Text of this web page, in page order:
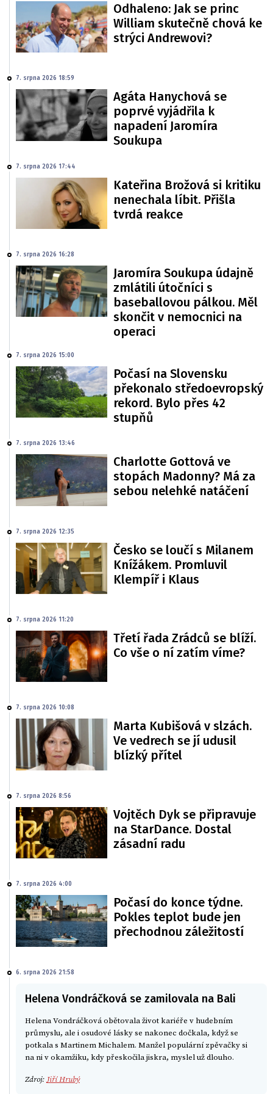
Odhaleno: Jak se princ
William skutečně chová ke
strýci Andrewovi?
7. srpna 2026 18:59
Agáta Hanychová se
poprvé vyjádřila k
napadení Jaromíra
Soukupa
7. srpna 2026 17:44
Kateřina Brožová si kritiku
nenechala líbit. Přišla
tvrdá reakce
7. srpna 2026 16:28
Jaromíra Soukupa údajně
zmlátili útočníci s
baseballovou pálkou. Měl
skončit v nemocnici na
operaci
7. srpna 2026 15:00
Počasí na Slovensku
překonalo středoevropský
rekord. Bylo přes 42
stupňů
7. srpna 2026 13:46
Charlotte Gottová ve
stopách Madonny? Má za
sebou nelehké natáčení
7. srpna 2026 12:35
Česko se loučí s Milanem
Knížákem. Promluvil
Klempíř i Klaus
7. srpna 2026 11:20
Třetí řada Zrádců se blíží.
Co vše o ní zatím víme?
7. srpna 2026 10:08
Marta Kubišová v slzách.
Ve vedrech se jí udusil
blízký přítel
7. srpna 2026 8:56
Vojtěch Dyk se připravuje
na StarDance. Dostal
zásadní radu
7. srpna 2026 4:00
Počasí do konce týdne.
Pokles teplot bude jen
přechodnou záležitostí
6. srpna 2026 21:58
Helena Vondráčková se zamilovala na Bali
Helena Vondráčková obětovala život kariéře v hudebním
průmyslu, ale i osudové lásky se nakonec dočkala, když se
potkala s Martinem Michalem. Manžel populární zpěvačky si
na ni v okamžiku, kdy přeskočila jiskra, myslel už dlouho.
Zdroj: Jiří Hrubý